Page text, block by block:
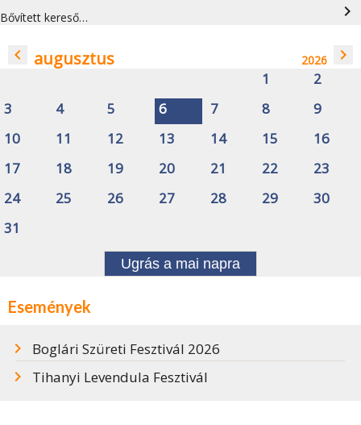
Bővített kereső… navigate_next
navigate_before augusztus 2026 navigate_next
1
2
3
4 5 6 7 8
9
10
11 12 13 14 15
16
17
18 19 20 21 22
23
24
25 26 27 28 29
30
31
Ugrás a mai napra
Események
Boglári Szüreti Fesztivál 2026
Tihanyi Levendula Fesztivál